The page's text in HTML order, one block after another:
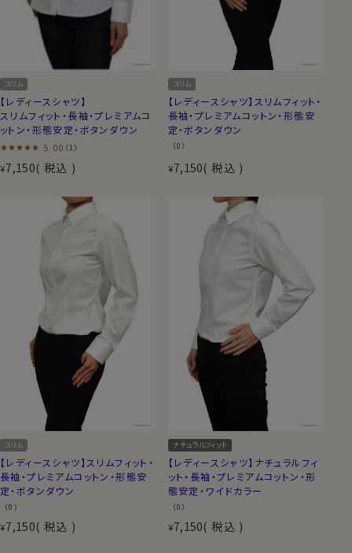
スリム
【レディースシャツ】
スリムフィット・長袖・プレミアムコ
ットン・形態安定・ボタンダウン
5.00 （1）
¥7,150 税込
スリム
【レディースシャツ】スリムフィット・
長袖・プレミアムコットン・形態安
定・ボタンダウン
（0）
¥7,150 税込
スリム
【レディースシャツ】スリムフィット・
長袖・プレミアムコットン・形態安
定・ボタンダウン
（0）
¥7,150 税込
ナチュラルフィット
【レディースシャツ】ナチュラルフィ
ット・長袖・プレミアムコットン・形
態安定・ワイドカラー
（0）
¥7,150 税込